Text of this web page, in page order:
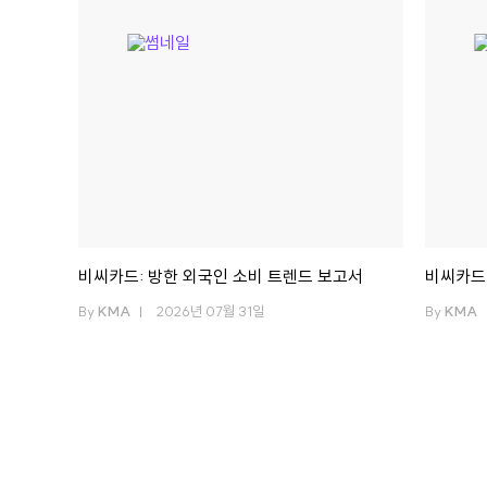
비씨카드: 방한 외국인 소비 트렌드 보고서
By KMA 2026년 07월 31일
비씨카
By KMA